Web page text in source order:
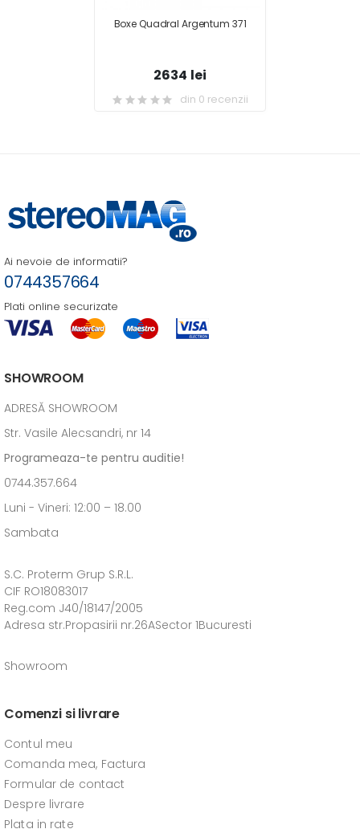
Boxe Quadral Argentum 371
2634 lei
din 0 recenzii
Ai nevoie de informatii?
0744357664
Plati online securizate
SHOWROOM
ADRESĂ SHOWROOM
Str. Vasile Alecsandri, nr 14
Programeaza-te pentru auditie!
0744.357.664
Luni - Vineri: 12:00 – 18.00
Sambata
S.C. Proterm Grup S.R.L.
CIF RO18083017
Reg.com J40/18147/2005
Adresa str.Propasirii nr.26ASector 1Bucuresti
Showroom
Comenzi si livrare
Contul meu
Comanda mea, Factura
Formular de contact
Despre livrare
Plata in rate